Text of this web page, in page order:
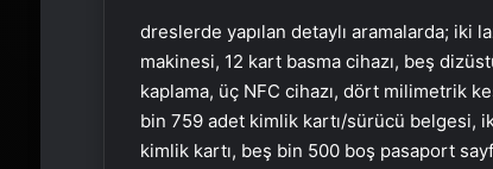
dreslerde yapılan detaylı aramalarda; iki
makinesi, 12 kart basma cihazı, beş
kaplama, üç NFC cihazı, dört milimetrik
bin 759 adet kimlik kartı/sürücü belgesi,
kimlik kartı, beş bin 500 boş pasaport